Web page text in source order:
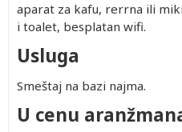
aparat za kafu, rerrna ili
i toalet, besplatan wifi.
Usluga
Smeštaj na bazi najma.
U cenu